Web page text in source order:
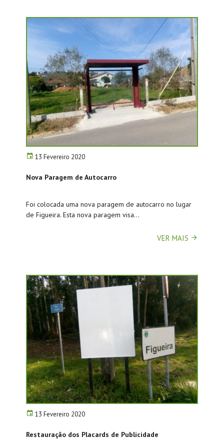
13 Fevereiro 2020
Nova Paragem de Autocarro
Foi colocada uma nova paragem de autocarro no lugar
de Figueira. Esta nova paragem visa...
VER MAIS
13 Fevereiro 2020
Restauração dos Placards de Publicidade